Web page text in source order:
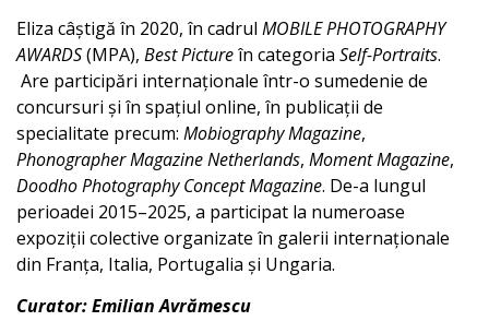
Eliza câștigă în 2020, în cadrul MOBILE PHOTOGRAPHY
AWARDS(MPA), Best Pictureîn categoria Self-Portraits.
Are participări internaționale într-o sumedenie de
concursuri și în spațiul online, în publicații de
specialitate precum: MobiographyMagazine,
Phonographer Magazine Netherlands, Moment Magazine,
Doodho Photography Concept Magazine. De-a lungul
perioadei 2015–2025, a participat la numeroase
expoziții colective organizate în galerii internaționale
din Franța, Italia, Portugalia și Ungaria.
Curator: Emilian Avrămescu